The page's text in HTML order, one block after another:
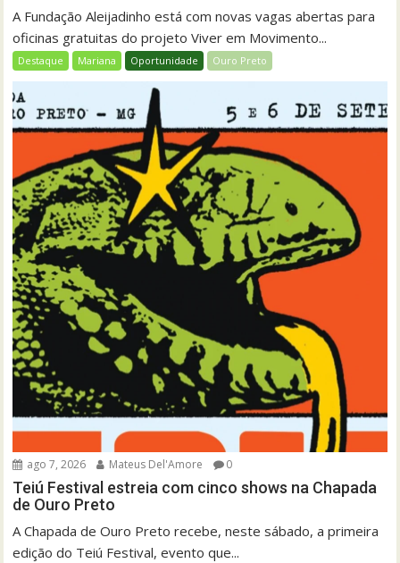
A Fundação Aleijadinho está com novas vagas abertas para
oficinas gratuitas do projeto Viver em Movimento...
Destaque Mariana Oportunidade Ouro Preto
ago 7, 2026 Mateus Del'Amore 0
Teiú Festival estreia com cinco shows na Chapada
de Ouro Preto
A Chapada de Ouro Preto recebe, neste sábado, a primeira
edição do Teiú Festival, evento que...